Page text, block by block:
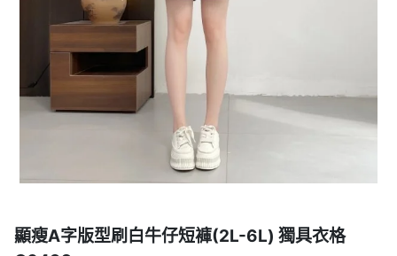
顯瘦A字版型刷白牛仔短褲(2L-6L) 獨具衣格